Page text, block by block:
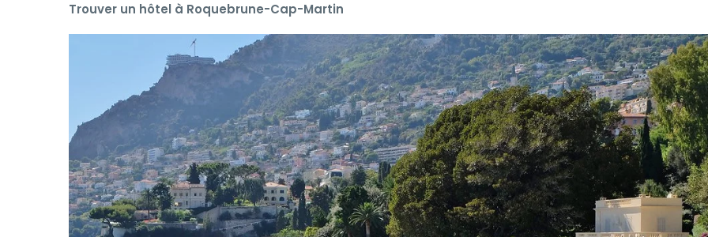
Trouver un hôtel à Roquebrune-Cap-Martin